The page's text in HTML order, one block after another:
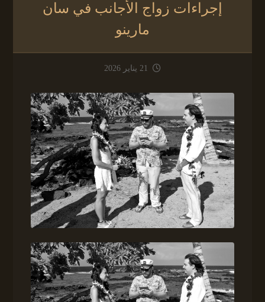
إجراءات زواج الأجانب في سان
مارينو
21 يناير 2026